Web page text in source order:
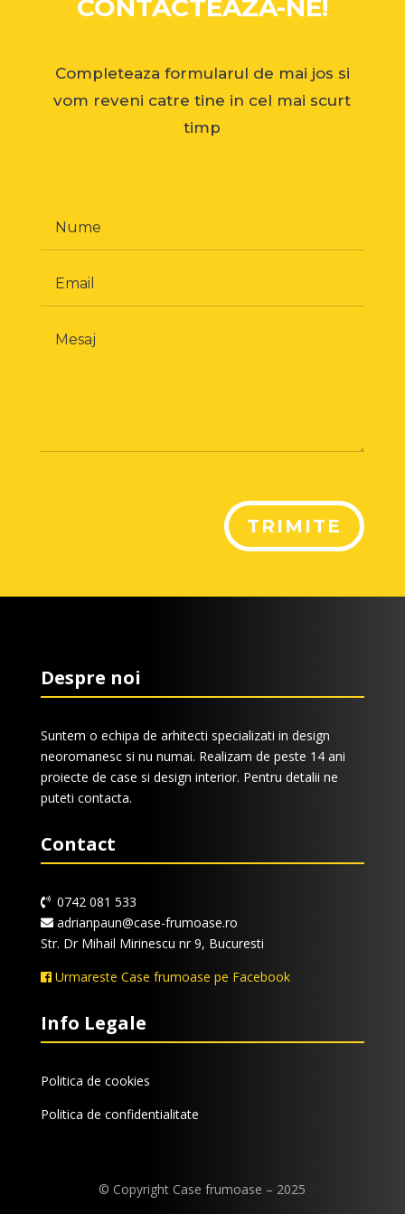
CONTACTEAZA-NE!
Completeaza formularul de mai jos si
vom reveni catre tine in cel mai scurt
timp
TRIMITE
Despre noi
Suntem o echipa de arhitecti specializati in design
neoromanesc si nu numai. Realizam de peste 14 ani
proiecte de case si design interior. Pentru detalii ne
puteti contacta.
Contact
0742 081 533
adrianpaun@case-frumoase.ro
Str. Dr Mihail Mirinescu nr 9, Bucuresti
Urmareste Case frumoase pe Facebook
Info Legale
Politica de cookies
Politica de confidentialitate
© Copyright Case frumoase – 2025